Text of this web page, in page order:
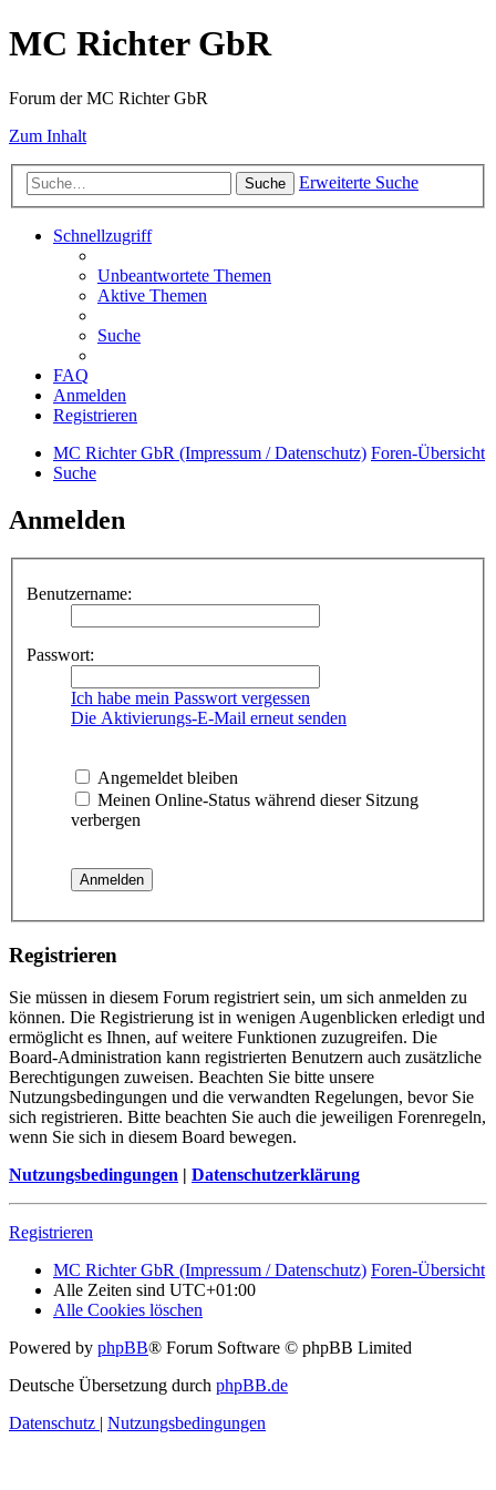
MC Richter GbR
Forum der MC Richter GbR
Zum Inhalt
Suche Erweiterte Suche
Schnellzugriff
Unbeantwortete Themen
Aktive Themen
Suche
FAQ
Anmelden
Registrieren
MC Richter GbR (Impressum / Datenschutz) Foren-Übersicht
Suche
Anmelden
Benutzername:
Passwort:
Ich habe mein Passwort vergessen
Die Aktivierungs-E-Mail erneut senden
Angemeldet bleiben
Meinen Online-Status während dieser Sitzung
verbergen
Registrieren
Sie müssen in diesem Forum registriert sein, um sich anmelden zu
können. Die Registrierung ist in wenigen Augenblicken erledigt und
ermöglicht es Ihnen, auf weitere Funktionen zuzugreifen. Die
Board-Administration kann registrierten Benutzern auch zusätzliche
Berechtigungen zuweisen. Beachten Sie bitte unsere
Nutzungsbedingungen und die verwandten Regelungen, bevor Sie
sich registrieren. Bitte beachten Sie auch die jeweiligen Forenregeln,
wenn Sie sich in diesem Board bewegen.
Nutzungsbedingungen | Datenschutzerklärung
Registrieren
MC Richter GbR (Impressum / Datenschutz) Foren-Übersicht
Alle Zeiten sind UTC+01:00
Alle Cookies löschen
Powered by phpBB® Forum Software © phpBB Limited
Deutsche Übersetzung durch phpBB.de
Datenschutz | Nutzungsbedingungen